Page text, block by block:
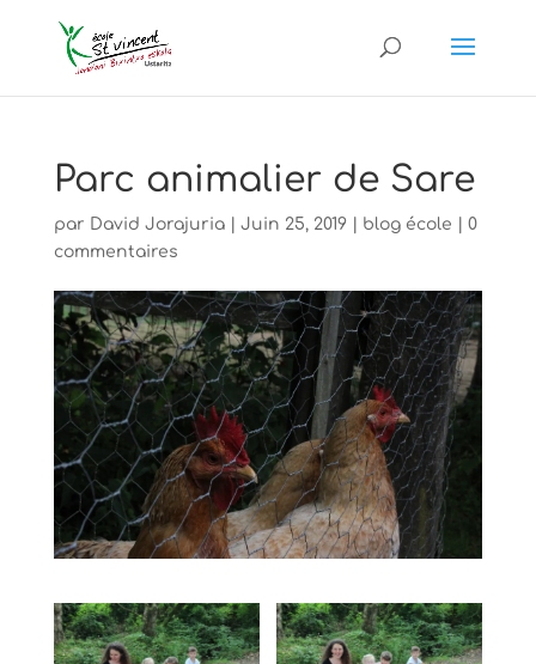
Parc animalier de Sare
par David Jorajuria| Juin 25, 2019| blog école
0
commentaires